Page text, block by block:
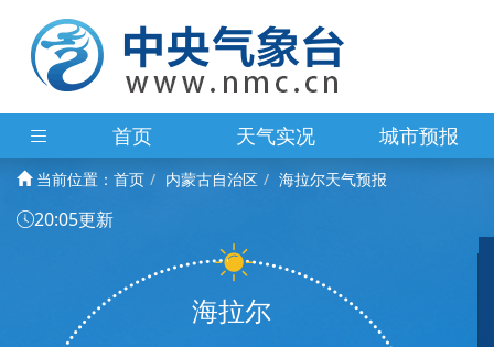
首页 天气实况 城市预报
当前位置： 首页 内蒙古自治区 海拉尔天气预报
20:05更新
海拉尔